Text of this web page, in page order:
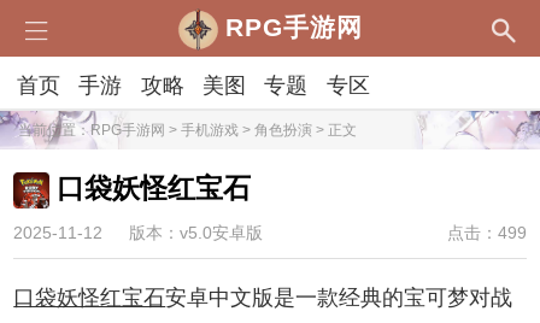
RPG手游网
首页 手游 攻略 美图 专题 专区
当前位置：RPG手游网 > 手机游戏 > 角色扮演 > 正文
口袋妖怪红宝石
2025-11-12 版本：v5.0安卓版 点击：499
口袋妖怪红宝石安卓中文版是一款经典的宝可梦对战